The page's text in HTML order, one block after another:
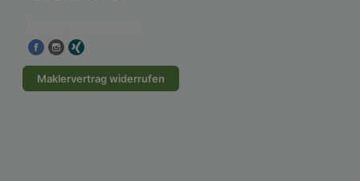
Maklervertrag widerrufen